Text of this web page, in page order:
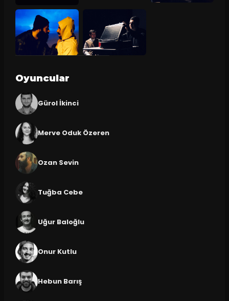
Oyuncular
Gürol İkinci
Merve Oduk Özeren
Ozan Sevin
Tuğba Cebe
Uğur Baloğlu
Onur Kutlu
Hebun Barış